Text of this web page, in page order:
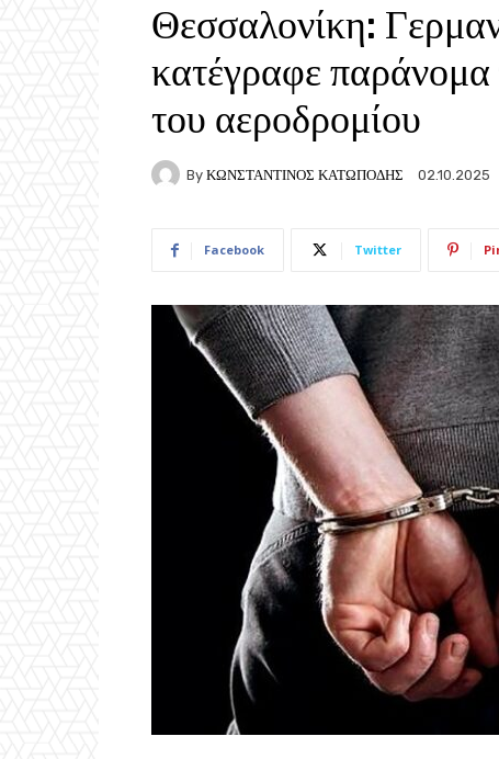
Θεσσαλονίκη:
κατέγραφε παράνομα
του αεροδρομίου
By ΚΩΝΣΤΑΝΤΙΝΟΣ ΚΑΤΩΠΟΔΗΣ 02.10.2025
Facebook Twitter